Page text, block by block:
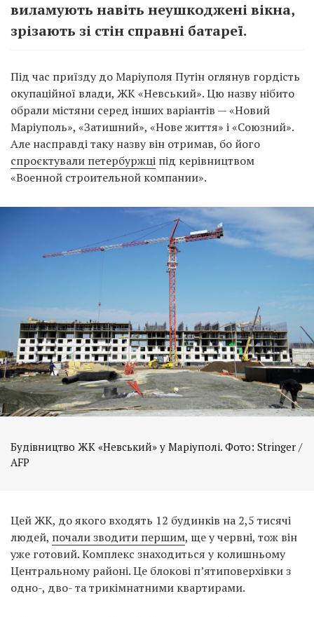
виламують навіть неушкоджені вікна,
зрізають зі стін справні батареї.
Під час приїзду до Маріуполя Путін оглянув гордість
окупаційної влади, ЖК «Невський». Цю назву нібито
обрали містяни серед інших варіантів — «Новий
Маріуполь», «Затишний», «Нове життя» і «Союзний».
Але насправді таку назву він отримав, бо його
спроєктували петербуржці під керівництвом
«Военной строительной компании».
Будівництво ЖК «Невський» у Маріуполі. Фото: Stringer /
AFP
Цей ЖК, до якого входять 12 будинків на 2,5 тисячі
людей, почали зводити першим, ще у червні, тож він
уже готовий. Комплекс знаходиться у колишньому
Центральному районі. Це блокові п’ятиповерхівки з
одно-, дво- та трикімнатними квартирами.